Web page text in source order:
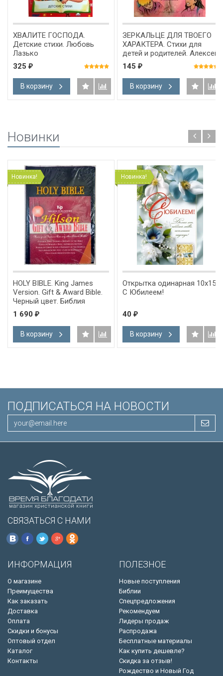
ХВАЛИТЕ ГОСПОДА.
Детские стихи. Любовь
Лазько
325 ₽
В корзину
ЗЕРКАЛЬЦЕ ДЛЯ ТВОЕГО
ХАРАКТЕРА. Стихи для
детей и родителей. Алексей
Полосин
145 ₽
В корзину
Новинки
Новинка!
HOLY BIBLE. King James
Version. Gift & Award Bible.
Черный цвет. Библия
Короля Иакова на
английском языке.
Словарь, карты, закладка,
подарочная вкладка, слова
Иисуса выделены красным
1 690 ₽
В корзину
Новинка!
Открытка одинарная 10x15:
С Юбилеем!
40 ₽
В корзину
ПОДПИСАТЬСЯ НА НОВОСТИ
СВЯЗАТЬСЯ С НАМИ
ИНФОРМАЦИЯ
О магазине
Преимущества
Как заказать
Доставка
Оплата
Скидки и бонусы
Оптовый отдел
Каталог
Контакты
ПОЛЕЗНОЕ
Новые поступления
Библии
Спецпредложения
Рекомендуем
Лидеры продаж
Распродажа
Бесплатные материалы
Как купить дешевле?
Скидка за отзыв!
Рождество и Новый Год